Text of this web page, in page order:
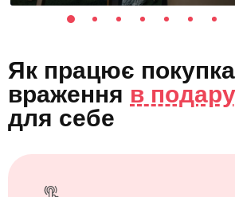
Як працює покупка
враження в
для себе